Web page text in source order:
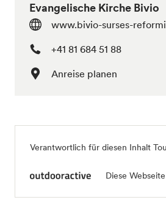
Evangelische Kirche Bivio
www.bivio-surses-
+41 81 684 51 88
Anreise planen
Verantwortlich für diesen Inhalt
Diese